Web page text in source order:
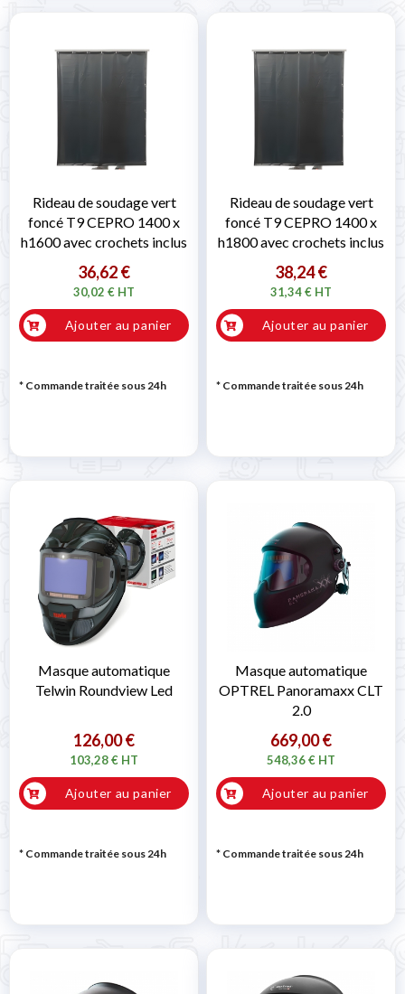
Rideau de soudage vert
foncé T9 CEPRO 1400 x
h1600 avec crochets inclus
36,62 €
30,02 € HT
Ajouter au panier
* Commande traitée sous 24h
Rideau de soudage vert
foncé T9 CEPRO 1400 x
h1800 avec crochets inclus
38,24 €
31,34 € HT
Ajouter au panier
* Commande traitée sous 24h
Masque automatique
Telwin Roundview Led
126,00 €
103,28 € HT
Ajouter au panier
* Commande traitée sous 24h
Masque automatique
OPTREL Panoramaxx CLT
2.0
669,00 €
548,36 € HT
Ajouter au panier
* Commande traitée sous 24h